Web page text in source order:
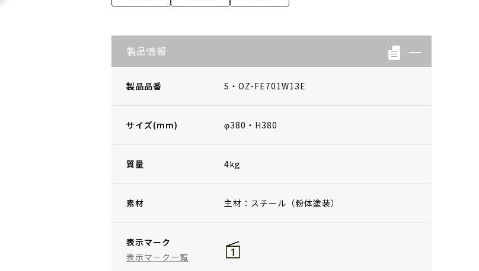
製品情報
製品品番 S・OZ-FE701W13E
サイズ(mm) φ380・H380
質量 4kg
素材 主材：スチール（粉体塗装）
表示マーク
表示マーク一覧